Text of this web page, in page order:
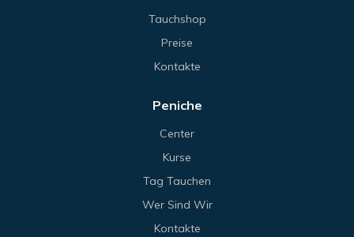
Tauchshop
Preise
Kontakte
Peniche
Center
Kurse
Tag Tauchen
Wer Sind Wir
Kontakte